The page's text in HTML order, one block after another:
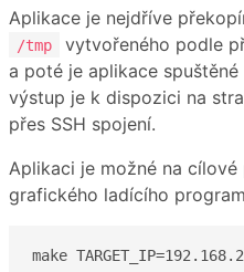
Aplikace je nejdříve
/tmp
vytvořeného podle
a poté je aplikace
výstup je k dispozici na
přes SSH spojení.
Aplikaci je možné na
grafického ladícího
make